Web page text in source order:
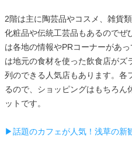
2階は主に陶芸品やコスメ、雑貨
化粧品や伝統工芸品もあるのでぜ
は各地の情報やPRコーナーがあ
は地元の食材を使った飲食店がズ
列のできる人気店もあります。各
るので、ショッピングはもちろん
ットです。
▶話題のカフェが人気！浅草の新